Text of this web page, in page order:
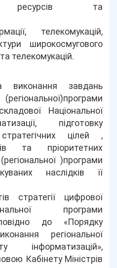
ресурсів та
телекомукацій,
широкосмугового
телекомукацій.
завдань
Національної
підготовку
цілей ,
та пріоритетних
)програми
наслідків її
стратегії цифрової
програми
до «Порядку
регіональної
інформатизацій»,
Кабінету Міністрів